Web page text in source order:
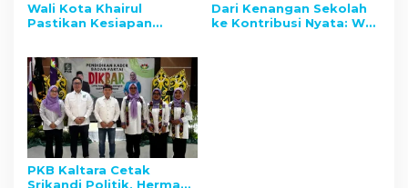
Wali Kota Khairul
Pastikan Kesiapan
Terdampak
Dari Kenangan Sekolah
ke Kontribusi Nyata: Wali
PKB Kaltara Cetak
Srikandi Politik, Herman